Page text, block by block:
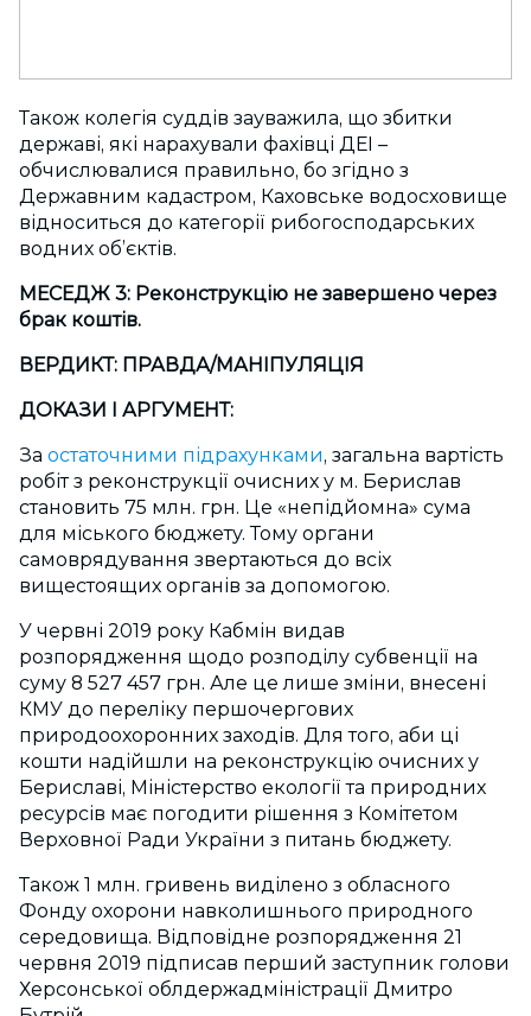
Також колегія суддів зауважила, що збитки
державі, які нарахували фахівці ДЕІ –
обчислювалися правильно, бо згідно з
Державним кадастром, Каховське водосховище
відноситься до категорії рибогосподарських
водних об’єктів.
МЕСЕДЖ 3: Реконструкцію не завершено через
брак коштів.
ВЕРДИКТ: ПРАВДА/МАНІПУЛЯЦІЯ
ДОКАЗИ І АРГУМЕНТ:
За остаточними підрахунками, загальна вартість
робіт з реконструкції очисних у м. Берислав
становить 75 млн. грн. Це «непідйомна» сума
для міського бюджету. Тому органи
самоврядування звертаються до всіх
вищестоящих органів за допомогою.
У червні 2019 року Кабмін видав
розпорядження щодо розподілу субвенції на
суму 8 527 457 грн. Але це лише зміни, внесені
КМУ до переліку першочергових
природоохоронних заходів. Для того, аби ці
кошти надійшли на реконструкцію очисних у
Бериславі, Міністерство екології та природних
ресурсів має погодити рішення з Комітетом
Верховної Ради України з питань бюджету.
Також 1 млн. гривень виділено з обласного
Фонду охорони навколишнього природного
середовища. Відповідне розпорядження 21
червня 2019 підписав перший заступник голови
Херсонської облдержадміністрації Дмитро